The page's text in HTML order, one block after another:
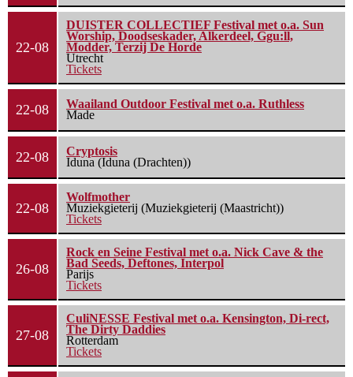
22-08
DUISTER COLLECTIEF Festival met o.a. Sun
Worship, Doodseskader, Alkerdeel, Ggu:ll,
Modder, Terzij De Horde
Utrecht
Tickets
22-08
Waailand Outdoor Festival met o.a. Ruthless
Made
22-08
Cryptosis
Iduna (Iduna (Drachten))
22-08
Wolfmother
Muziekgieterij (Muziekgieterij (Maastricht))
Tickets
26-08
Rock en Seine Festival met o.a. Nick Cave & the
Bad Seeds, Deftones, Interpol
Parijs
Tickets
27-08
CuliNESSE Festival met o.a. Kensington, Di-rect,
The Dirty Daddies
Rotterdam
Tickets